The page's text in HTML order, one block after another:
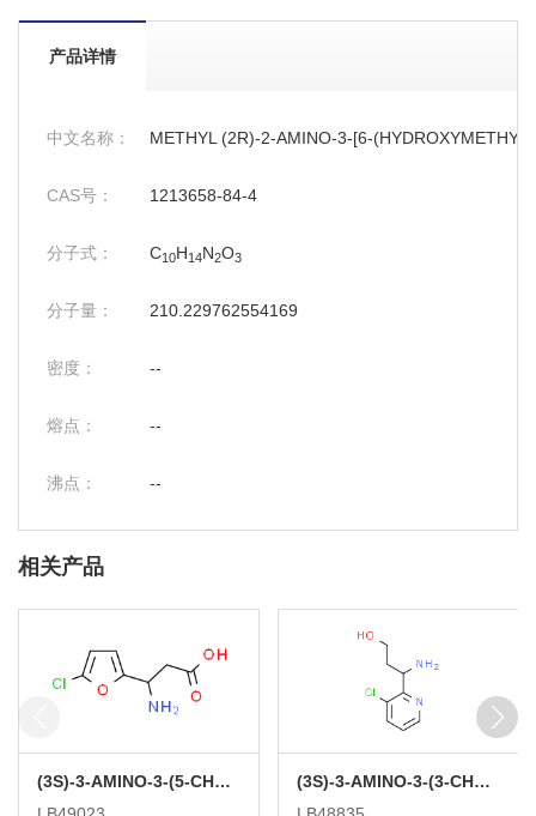
产品详情
中文名称： METHYL (2R)-2-AMINO-3-[6-
CAS号： 1213658-84-4
分子式： C10H14N2O3
分子量： 210.229762554169
密度： --
熔点： --
沸点： --
相关产品
(3S)-3-AMINO-3-(5-CHLOROFURAN-2-YL)PROPANOIC ACID
(3S)-3-AMINO-3-(3-CHLOROPYRIDIN-2-YL)PROPAN-1-OL